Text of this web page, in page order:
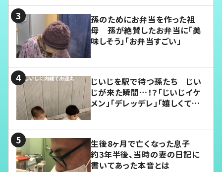
孫のためにお弁当を作った祖
母 孫が絶賛したお弁当に「美
味しそう」「お弁当すごい」
じいじを駅で待つ孫たち じい
じが来た瞬間…！？「じいじイケ
メン」「デレッデレ」「嬉しくて可
生後8ヶ月で亡くなった息子
約3年半後、当時の妻の日記に
書いてあった本音とは